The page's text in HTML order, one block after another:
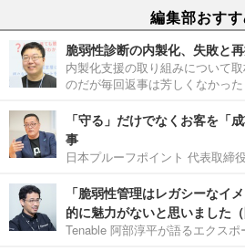
編集部おすす
脆弱性診断の内製化、失敗と
内製化支援の取り組みについて
のだが毎回返事は芳しくなかった
「守る」だけでなくお客を「
事
日本プルーフポイント 代表取締
「脆弱性管理はレガシーなイ
的に魅力がないと思いました（
Tenable 阿部淳平が語るエクスポ